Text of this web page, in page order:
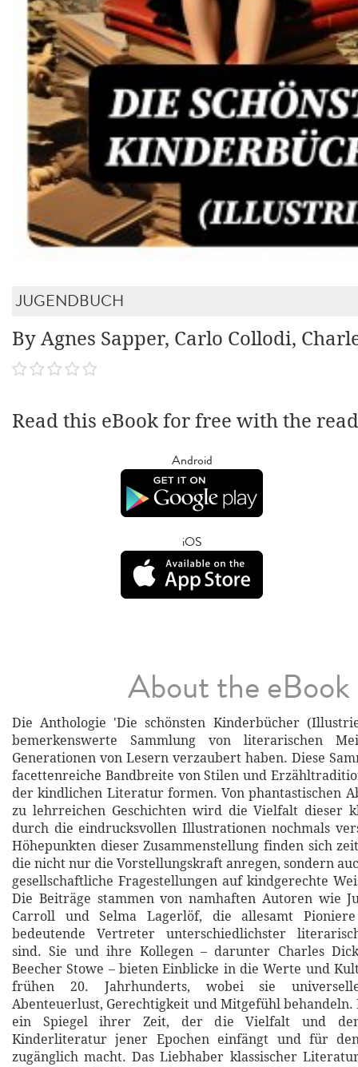
JUGENDBUCH
By Agnes Sapper, Carlo Collodi,
Read this eBook for free with the
Android
iOS
About the eBook
Die Anthologie 'Die schönsten Kinderbücher
bemerkenswerte Sammlung von literarischen
Generationen von Lesern verzaubert haben. Diese
facettenreiche Bandbreite von Stilen und
der kindlichen Literatur formen. Von phantastischen
zu lehrreichen Geschichten wird die Vielfalt dieser
durch die eindrucksvollen Illustrationen nochmals
Höhepunkten dieser Zusammenstellung finden sich
die nicht nur die Vorstellungskraft anregen, sondern
gesellschaftliche Fragestellungen auf kindgerechte
Die Beiträge stammen von namhaften Autoren wie
Carroll und Selma Lagerlöf, die allesamt
bedeutende Vertreter unterschiedlichster
sind. Sie und ihre Kollegen – darunter Charles
Beecher Stowe – bieten Einblicke in die Werte und
frühen 20. Jahrhunderts, wobei sie
Abenteuerlust, Gerechtigkeit und Mitgefühl behandeln.
ein Spiegel ihrer Zeit, der die Vielfalt und
Kinderliteratur jener Epochen einfängt und für
zugänglich macht. Das Liebhaber klassischer